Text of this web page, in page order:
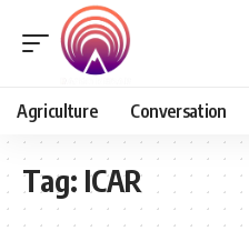
Agriculture Conversation
Tag: ICAR